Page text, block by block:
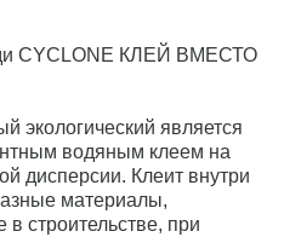
CYCLONE КЛЕЙ ВМЕСТО
экологический является
водяным клеем на
дисперсии. Клеит внутри
материалы,
строительстве, при